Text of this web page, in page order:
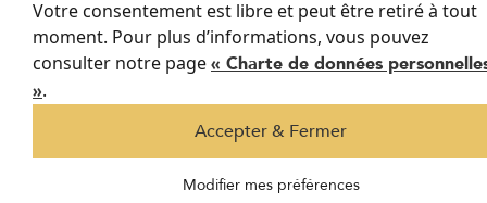
Prenons contact !
Votre consentement est libre et peut être retiré à tout
moment. Pour plus d’informations, vous pouvez
consulter notre page« Charte de données
».
Accepter & Fermer
Modifier mes préférences